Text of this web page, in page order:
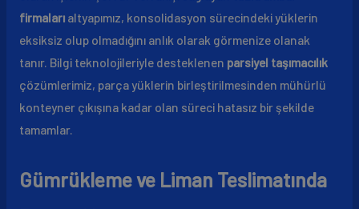
firmalarıaltyapımız, konsolidasyon sürecindeki yüklerin
eksiksiz olup olmadığını anlık olarak görmenize olanak
tanır. Bilgi teknolojileriyle desteklenen parsiyel taşımacılık
çözümlerimiz, parça yüklerin birleştirilmesinden mühürlü
konteyner çıkışına kadar olan süreci hatasız bir şekilde
tamamlar.
Gümrükleme ve Liman Teslimatında